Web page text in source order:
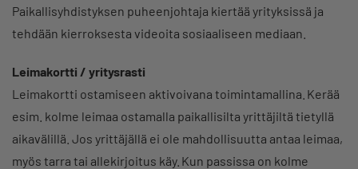
Paikallisyhdistyksen puheenjohtaja kiertää yrityksissä ja
tehdään kierroksesta videoita sosiaaliseen mediaan.
Leimakortti / yritysrasti
Leimakortti ostamiseen aktivoivana toimintamallina. Kerää
esim. kolme leimaa ostamalla paikallisilta yrittäjiltä tietyllä
aikavälillä. Jos yrittäjällä ei ole mahdollisuutta antaa leimaa,
myös tarra tai allekirjoitus käy. Kun passissa on kolme